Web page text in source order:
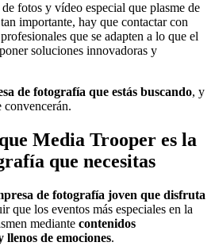
fotos y vídeo especial que plasme de
importante, hay que contactar con
que se adapten a lo que el
soluciones innovadoras y
de fotografía que estás buscando, y
convencerán.
Media Trooper es la
que necesitas
de fotografía joven que disfruta
que los eventos más especiales en la
mediante contenidos
llenos de emociones.